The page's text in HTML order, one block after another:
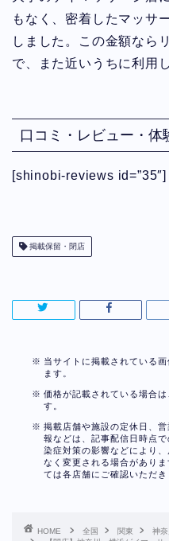
もなく、密着したマッサ
しました。この金額なら
で、また近いうちに利用
口コミ・レビュー・体
[shinobi-reviews id=”35″]
掲載保留・閉店
当サイトに掲載されている
ます。
価格が記載されている場合
す。
掲載店舗や施設の定休日、
報などは、記事配信日時点
染症対策の影響などにより
なく変更される場合があり
ては各店舗にご確認いただ
HOME 全国 関東
神奈